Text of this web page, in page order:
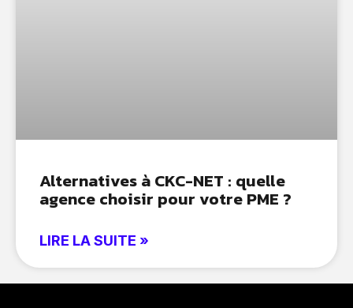
Alternatives à CKC-NET : quelle
agence choisir pour votre PME ?
LIRE LA SUITE »